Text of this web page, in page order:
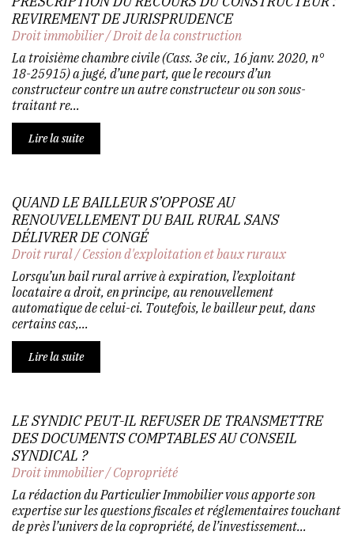
REVIREMENT DE JURISPRUDENCE
Droit immobilier/Droit de la construction
La troisième chambre civile (Cass. 3e civ., 16 janv. 2020, n°
18-25915) a jugé, d’une part, que le recours d’un
constructeur contre un autre constructeur ou son sous-
traitant re...
Lire la suite
QUAND LE BAILLEUR S’OPPOSE AU
RENOUVELLEMENT DU BAIL RURAL SANS
DÉLIVRER DE CONGÉ
Droit rural/Cession d'exploitation et baux ruraux
Lorsqu’un bail rural arrive à expiration, l’exploitant
locataire a droit, en principe, au renouvellement
automatique de celui-ci. Toutefois, le bailleur peut, dans
certains cas,...
Lire la suite
LE SYNDIC PEUT-IL REFUSER DE TRANSMETTRE
DES DOCUMENTS COMPTABLES AU CONSEIL
SYNDICAL ?
Droit immobilier/Copropriété
La rédaction du Particulier Immobilier vous apporte son
expertise sur les questions fiscales et réglementaires touchant
de près l’univers de la copropriété, de l’investissement...